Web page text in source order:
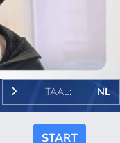
TAAL: NL
START